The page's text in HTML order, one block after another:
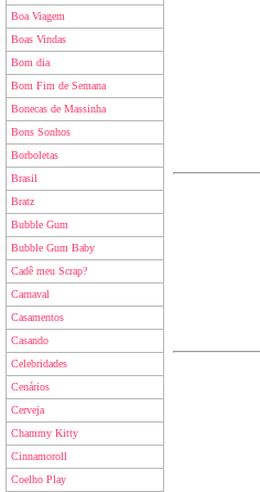
Boa Viagem
Boas Vindas
Bom dia
Bom Fim de Semana
Bonecas de Massinha
Bons Sonhos
Borboletas
Brasil
Bratz
Bubble Gum
Bubble Gum Baby
Cadê meu Scrap?
Carnaval
Casamentos
Casando
Celebridades
Cenários
Cerveja
Chammy Kitty
Cinnamoroll
Coelho Play